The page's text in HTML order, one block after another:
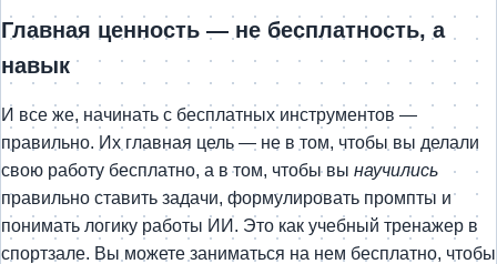
Главная ценность — не бесплатность, а
навык
И все же, начинать с бесплатных инструментов —
правильно. Их главная цель — не в том, чтобы вы делали
свою работу бесплатно, а в том, чтобы вы научились
правильно ставить задачи, формулировать промпты и
понимать логику работы ИИ. Это как учебный тренажер в
спортзале. Вы можете заниматься на нем бесплатно, чтобы